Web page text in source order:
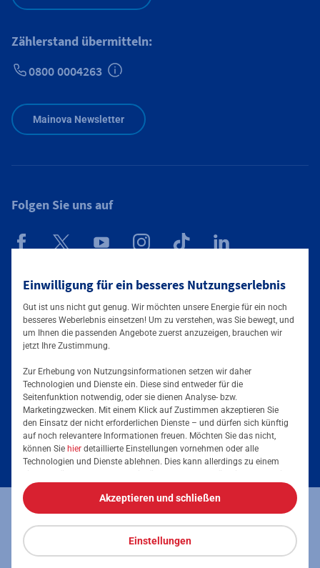
Einwilligung für ein besseres Nutzungserlebnis
Gut ist uns nicht gut genug. Wir möchten unsere Energie für ein noch
besseres Weberlebnis einsetzen! Um zu verstehen, was Sie bewegt, und
um Ihnen die passenden Angebote zuerst anzuzeigen, brauchen wir
jetzt Ihre Zustimmung.
Zur Erhebung von Nutzungsinformationen setzen wir daher
Technologien und Dienste ein. Diese sind entweder für die
Seitenfunktion notwendig, oder sie dienen Analyse- bzw.
Marketingzwecken. Mit einem Klick auf Zustimmen akzeptieren Sie
den Einsatz der nicht erforderlichen Dienste – und dürfen sich künftig
auf noch relevantere Informationen freuen. Möchten Sie das nicht,
können Sie hier detaillierte Einstellungen vornehmen oder alle
Technologien und Dienste ablehnen. Dies kann allerdings zu einem
jederzeit die volle Kontrolle über Ihre Daten, denn die Auswahl kann
jederzeit geändert werden. Weitere Informationen zur Mainova finden
Sie imImpressumund in denDatenschutzhinweisen.
Einstellungen
Akzeptieren und schließen
Zählerstand übermitteln:
0800 0004263
Mainova Newsletter
Folgen Sie uns auf
Mainova App
Tarife & Angebote
Strom für Zuhause
Erdgas für Zuhause
Elektromobilität
Energieausweis erstellen
Stromanbieter in Ihrer Region
Services & Informationen
Podcast
Umzugsmeldung
Impressum Datenschutz Vertrag kündigen
Vertrag widerrufen Barrierefreiheit